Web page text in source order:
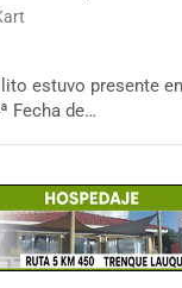
estuvo presente
Fecha de…